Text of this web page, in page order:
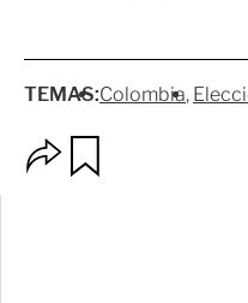
TEMAS:Colombia